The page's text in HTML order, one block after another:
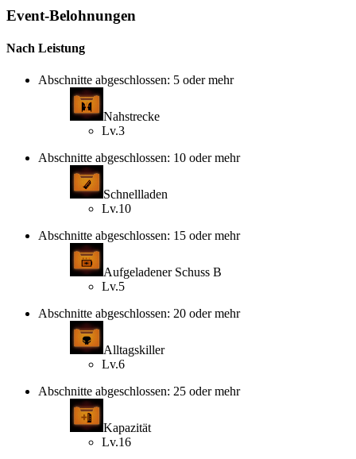
Event-Belohnungen
Nach Leistung
Abschnitte abgeschlossen: 5 oder mehr
Nahstrecke
Lv.3
Abschnitte abgeschlossen: 10 oder mehr
Schnellladen
Lv.10
Abschnitte abgeschlossen: 15 oder mehr
Aufgeladener Schuss B
Lv.5
Abschnitte abgeschlossen: 20 oder mehr
Alltagskiller
Lv.6
Abschnitte abgeschlossen: 25 oder mehr
Kapazität
Lv.16